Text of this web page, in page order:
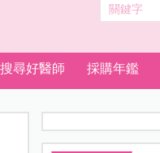
搜尋好醫師 採購年鑑